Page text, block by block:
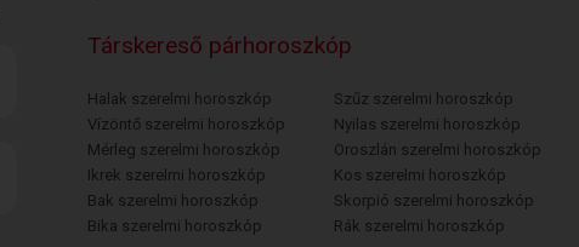
Társkereső párhoroszkóp
Halak szerelmi horoszkóp
Vízöntő szerelmi horoszkóp
Mérleg szerelmi horoszkóp
Ikrek szerelmi horoszkóp
Bak szerelmi horoszkóp
Bika szerelmi horoszkóp
Szűz szerelmi horoszkóp
Nyilas szerelmi horoszkóp
Oroszlán szerelmi horoszkóp
Kos szerelmi horoszkóp
Skorpió szerelmi horoszkóp
Rák szerelmi horoszkóp